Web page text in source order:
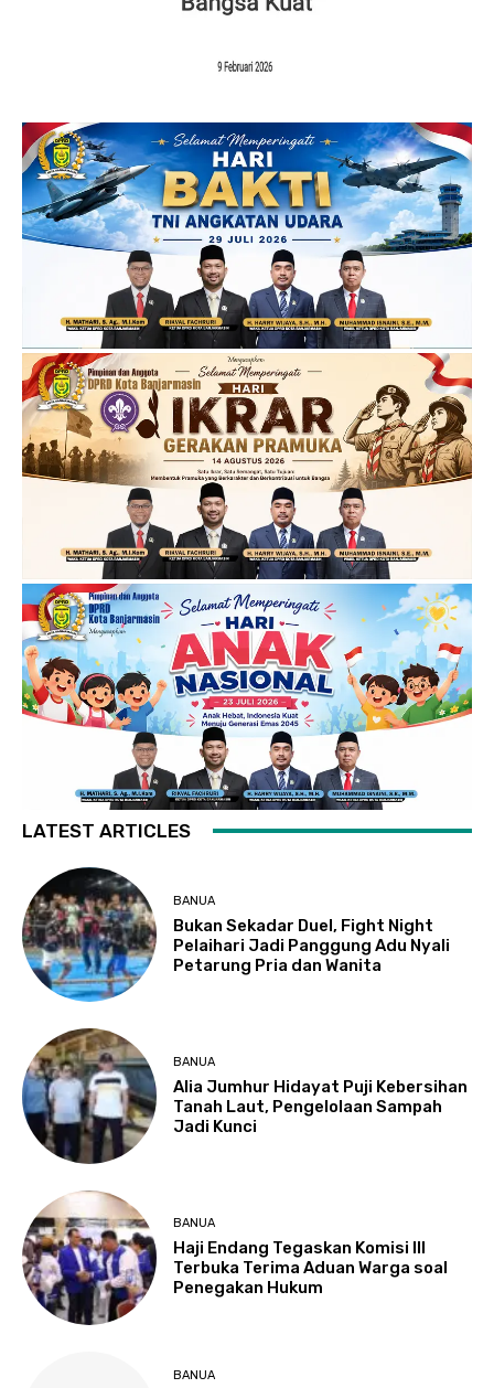
LATEST ARTICLES
BANUA
Bukan Sekadar Duel, Fight Night
Pelaihari Jadi Panggung Adu Nyali
Petarung Pria dan Wanita
BANUA
Alia Jumhur Hidayat Puji Kebersihan
Tanah Laut, Pengelolaan Sampah
Jadi Kunci
BANUA
Haji Endang Tegaskan Komisi III
Terbuka Terima Aduan Warga soal
Penegakan Hukum
BANUA